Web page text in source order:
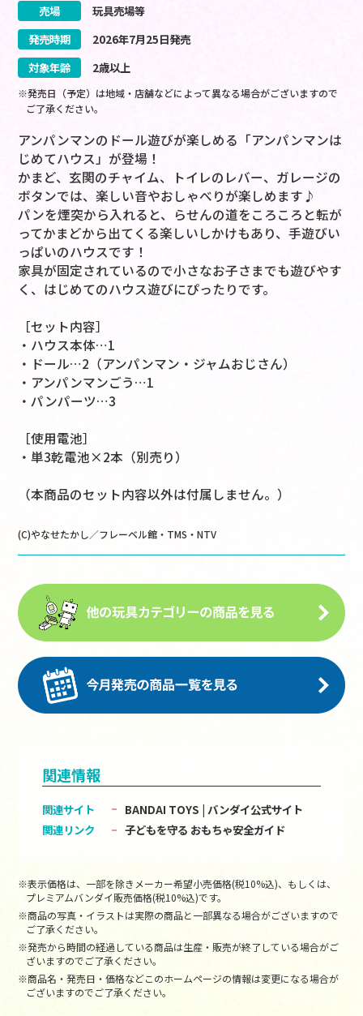
売場
玩具売場等
発売時期
2026年7月25日発売
対象年齢
2歳以上
※発売日（予定）は地域・店舗などによって異なる場合がございますので
ご了承ください。
アンパンマンのドール遊びが楽しめる「アンパンマンは
じめてハウス」が登場！
かまど、玄関のチャイム、トイレのレバー、ガレージの
ボタンでは、楽しい音やおしゃべりが楽しめます♪
パンを煙突から入れると、らせんの道をころころと転が
ってかまどから出てくる楽しいしかけもあり、手遊びい
っぱいのハウスです！
家具が固定されているので小さなお子さまでも遊びやす
く、はじめてのハウス遊びにぴったりです。
［セット内容］
・ハウス本体…1
・ドール…2（アンパンマン・ジャムおじさん）
・アンパンマンごう…1
・パンパーツ…3
［使用電池］
・単3乾電池×2本（別売り）
（本商品のセット内容以外は付属しません。）
(C)やなせたかし／フレーベル館・TMS・NTV
関連情報
関連サイト
BANDAI TOYS | バンダイ公式サイト
関連リンク
子どもを守る おもちゃ安全ガイド
※表示価格は、一部を除きメーカー希望小売価格(税10%込)、もしくは、
プレミアムバンダイ販売価格(税10%込)です。
※商品の写真・イラストは実際の商品と一部異なる場合がございますので
ご了承ください。
※発売から時間の経過している商品は生産・販売が終了している場合がご
ざいますのでご了承ください。
※商品名・発売日・価格などこのホームページの情報は変更になる場合が
ございますのでご了承ください。